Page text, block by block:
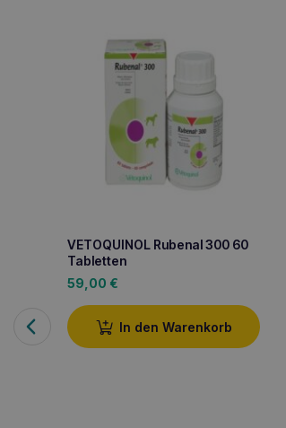
VETOQUINOL Rubenal 300 60
Tabletten
59,00 €
In den Warenkorb